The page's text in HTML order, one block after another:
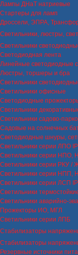
Лампы ДНаТ натриевые
Стартеры для ламп
Дроссели, ЭПРА,
Светильники, люстры,
Светильники
Светодиодная лента
Линейные светодиодные
Люстры, торшеры и бра
Светильники
Светильники офисные
Светодиодные
Светильники
Светильники садово-
Садовые на солнечных
Светодиодные шнуры,
Светильники серии ЛПО
Светильники серии НПО,
Светильники серии РКУ /
Светильники серии НПП,
Светильники серии ЛСП
Светильники
Светильники аварийно-
Прожекторы ИО, МГЛ
Светильники серии ЛПБ
Стабилизаторы
Стабилизаторы
Резервные источники